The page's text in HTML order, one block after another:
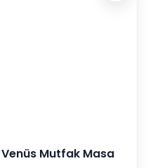
Mutfak Masa